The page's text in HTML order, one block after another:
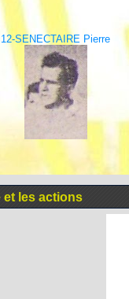
12-SENECTAIRE Pierre
et les actions